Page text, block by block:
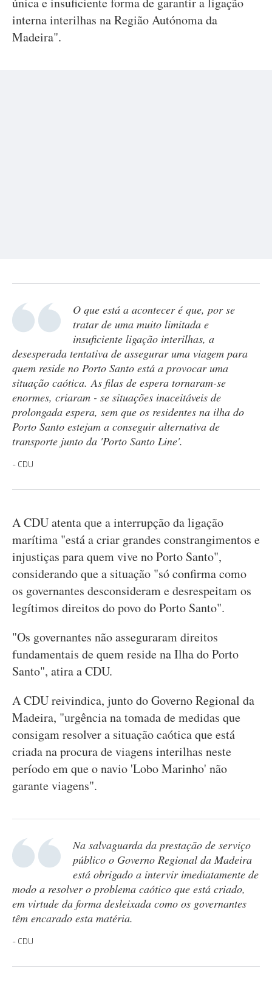
interna interilhas na Região Autónoma da
Madeira".
O que está a acontecer é que, por se
tratar de uma muito limitada e
insuficiente ligação interilhas, a
desesperada tentativa de assegurar uma viagem para
quem reside no Porto Santo está a provocar uma
situação caótica. As filas de espera tornaram-se
enormes, criaram - se situações inaceitáveis de
prolongada espera, sem que os residentes na ilha do
Porto Santo estejam a conseguir alternativa de
transporte junto da 'Porto Santo Line'.
CDU
A CDU atenta que a interrupção da ligação
marítima "está a criar grandes constrangimentos e
injustiças para quem vive no Porto Santo",
considerando que a situação "só confirma como
os governantes desconsideram e desrespeitam os
legítimos direitos do povo do Porto Santo".
"Os governantes não asseguraram direitos
fundamentais de quem reside na Ilha do Porto
Santo", atira a CDU.
A CDU reivindica, junto do Governo Regional da
Madeira, "urgência na tomada de medidas que
consigam resolver a situação caótica que está
criada na procura de viagens interilhas neste
período em que o navio 'Lobo Marinho' não
garante viagens".
Na salvaguarda da prestação de serviço
público o Governo Regional da Madeira
está obrigado a intervir imediatamente de
modo a resolver o problema caótico que está criado,
em virtude da forma desleixada como os governantes
têm encarado esta matéria.
CDU